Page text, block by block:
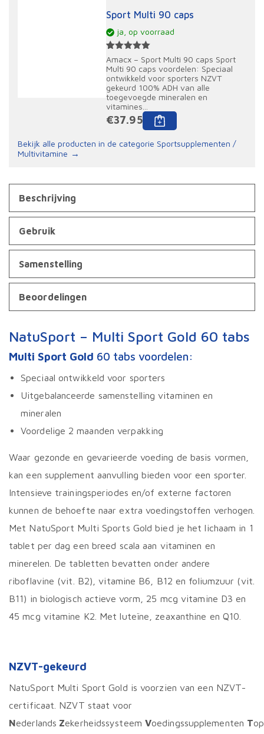
Sport Multi 90 caps
ja, op voorraad
Gewaardeerd
5.00op 5
gebaseerd
op
2
klantbeoordelingen
€37.95
Amacx – Sport Multi 90 caps Sport
Multi 90 caps voordelen: Speciaal
ontwikkeld voor sporters NZVT
gekeurd 100% ADH van alle
toegevoegde mineralen en
vitamines...
Bekijk alle producten in de categorie Sportsupplementen /
Multivitamine
Beschrijving
Gebruik
Samenstelling
Beoordelingen
NatuSport – Multi Sport Gold 60 tabs
Multi Sport Gold 60 tabs voordelen:
Speciaal ontwikkeld voor sporters
Uitgebalanceerde samenstelling vitaminen en
mineralen
Voordelige 2 maanden verpakking
Waar gezonde en gevarieerde voeding de basis vormen,
kan een supplement aanvulling bieden voor een sporter.
Intensieve trainingsperiodes en/of externe factoren
kunnen de behoefte naar extra voedingstoffen verhogen.
Met NatuSport Multi Sports Gold bied je het lichaam in 1
tablet per dag een breed scala aan vitaminen en
minerelen. De tabletten bevatten onder andere
riboflavine (vit. B2), vitamine B6, B12 en foliumzuur (vit.
B11) in biologisch actieve vorm, 25 mcg vitamine D3 en
45 mcg vitamine K2. Met luteïne, zeaxanthine en Q10.
NZVT-gekeurd
NatuSport Multi Sport Gold is voorzien van een NZVT-
certificaat. NZVT staat voor
Nederlands Zekerheidssysteem Voedingssupplementen T